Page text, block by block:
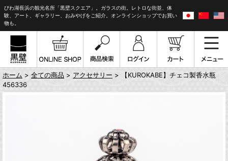
びわ湖長浜の観光名所「黒壁スクエア」。ガラスの街。レトロな街並、体
験、アート、ギャラリー、おみやげをご紹介。オンラインショップでお買い
物も。
ホーム > 全ての商品 > アクセサリー > 【KUROKABE】チェコ製香水瓶
456336